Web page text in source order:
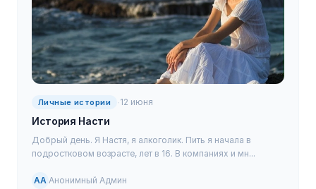
Личные истории ·12 июня
История Насти
Добрый день. Я Настя, я алкоголик. Пить я начала в
подростковом возрасте, лет в 16. В компаниях и мн...
АА Анонимный Админ